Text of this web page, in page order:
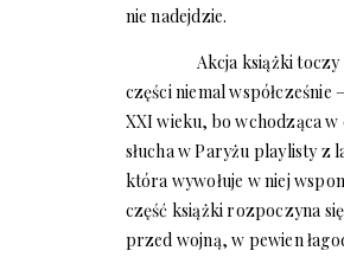
nie nadejdzie.
Akcja książki
części niemal współcześnie
XXI wieku, bo wchodząca w
słucha w Paryżu playlisty z
która wywołuje w niej
część książki rozpoczyna
przed wojną, w pewien